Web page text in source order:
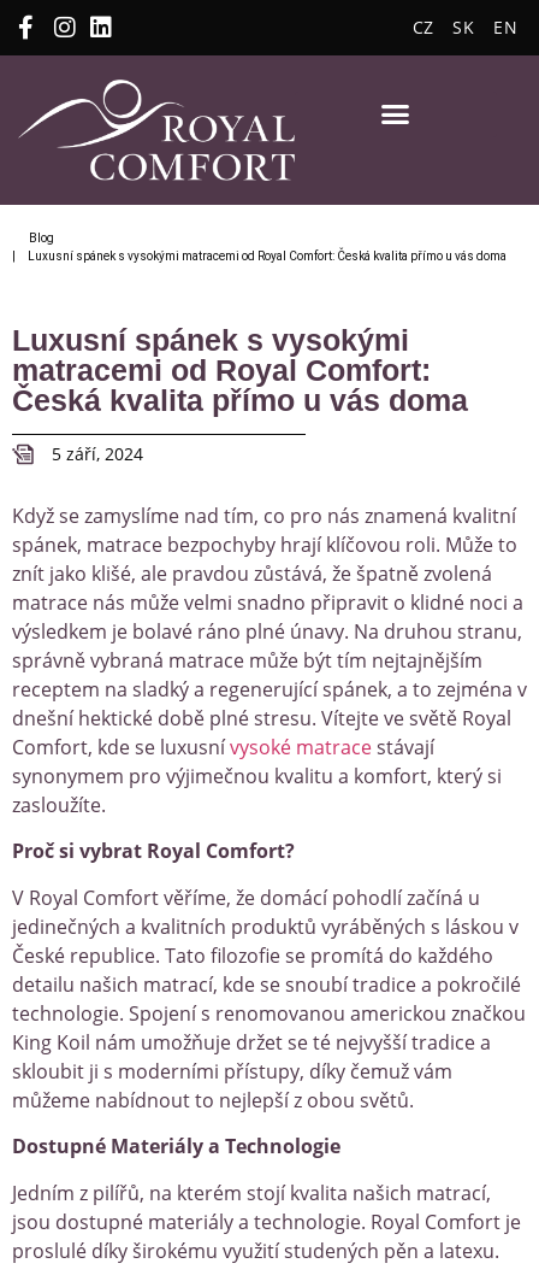
CZ SK EN
Blog
| Luxusní spánek s vysokými matracemi od Royal Comfort: Česká kvalita přímo u vás doma
Luxusní spánek s vysokými
matracemi od Royal Comfort:
Česká kvalita přímo u vás doma
5 září, 2024
Když se zamyslíme nad tím, co pro nás znamená kvalitní
spánek, matrace bezpochyby hrají klíčovou roli. Může to
znít jako klišé, ale pravdou zůstává, že špatně zvolená
matrace nás může velmi snadno připravit o klidné noci a
výsledkem je bolavé ráno plné únavy. Na druhou stranu,
správně vybraná matrace může být tím nejtajnějším
receptem na sladký a regenerující spánek, a to zejména v
dnešní hektické době plné stresu. Vítejte ve světě Royal
Comfort, kde se luxusnívysoké matracestávají
synonymem pro výjimečnou kvalitu a komfort, který si
zasloužíte.
Proč si vybrat Royal Comfort?
V Royal Comfort věříme, že domácí pohodlí začíná u
jedinečných a kvalitních produktů vyráběných s láskou v
České republice. Tato filozofie se promítá do každého
detailu našich matrací, kde se snoubí tradice a pokročilé
technologie. Spojení s renomovanou americkou značkou
King Koil nám umožňuje držet se té nejvyšší tradice a
skloubit ji s moderními přístupy, díky čemuž vám
můžeme nabídnout to nejlepší z obou světů.
Dostupné Materiály a Technologie
Jedním z pilířů, na kterém stojí kvalita našich matrací,
jsou dostupné materiály a technologie. Royal Comfort je
proslulé díky širokému využití studených pěn a latexu.